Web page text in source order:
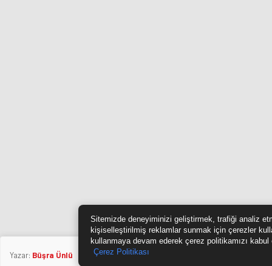
Yazar: Büşra Ünlü
Sitemizde deneyiminizi geliştirmek, trafiği analiz
kişiselleştirilmiş reklamlar sunmak için çerezler
kullanmaya devam ederek çerez politikamızı
Çerez Politikası